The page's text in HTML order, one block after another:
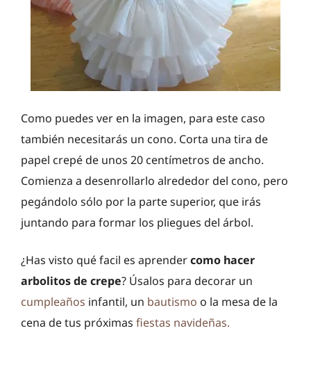
Como puedes ver en la imagen, para este caso
también necesitarás un cono. Corta una tira de
papel crepé de unos 20 centímetros de ancho.
Comienza a desenrollarlo alrededor del cono, pero
pegándolo sólo por la parte superior, que irás
juntando para formar los pliegues del árbol.
¿Has visto qué facil es aprendercomo hacer
arbolitos de crepe? Úsalos para decorar un
cumpleaños infantil, un bautismo o la mesa de la
cena de tus próximas fiestas navideñas.